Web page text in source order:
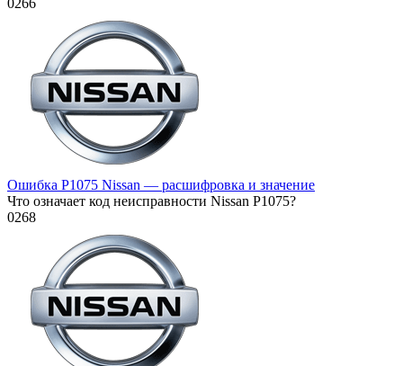
Ошибка P1075 Nissan — расшифровка и значение
Что означает код неисправности Nissan P1075?
0268